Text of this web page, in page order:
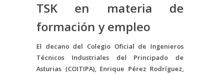
TSK en materia de
formación y empleo
El decano del Colegio Oficial de Ingenieros
Técnicos Industriales del Principado de
Asturias (COITIPA), Enrique Pérez Rodríguez,